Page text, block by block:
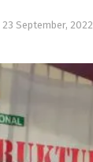
23 September, 2022